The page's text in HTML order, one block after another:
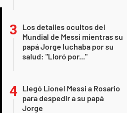
Los detalles ocultos del
Mundial de Messi mientras su
papá Jorge luchaba por su
salud: "Lloró por..."
Llegó Lionel Messi a Rosario
para despedir a su papá
Jorge